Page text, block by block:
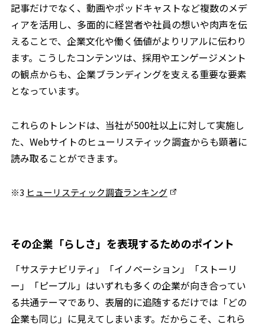
記事だけでなく、動画やポッドキャストなど複数のメデ
ィアを活用し、多面的に経営者や社員の想いや肉声を伝
えることで、企業文化や働く価値がよりリアルに伝わり
ます。こうしたコンテンツは、採用やエンゲージメント
の観点からも、企業ブランディングを支える重要な要素
となっています。
これらのトレンドは、当社が500社以上に対して実施し
た、Webサイトのヒューリスティック調査からも顕著に
読み取ることができます。
※3 ヒューリスティック調査ランキング
その企業「らしさ」を表現するためのポイント
「サステナビリティ」「イノベーション」「ストーリ
ー」「ピープル」はいずれも多くの企業が向き合ってい
る共通テーマであり、表層的に追随するだけでは「どの
企業も同じ」に見えてしまいます。だからこそ、これら